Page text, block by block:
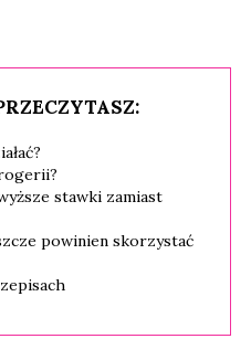
stawki zamiast
powinien skorzystać